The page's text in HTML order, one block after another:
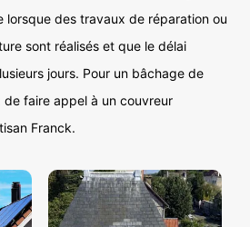
des travaux de réparation ou
sont réalisés et que le délai
jours. Pour un bâchage de
de faire appel à un couvreur
Franck.